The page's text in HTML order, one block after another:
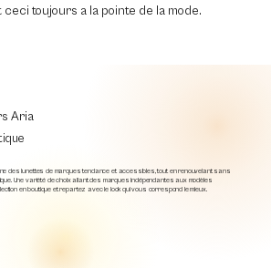
toujours a la pointe de la mode.
Aria
des lunettes de marques tendance et accessibles, tout en renouvelant sans
Une variété de choix allant des marques indépendantes aux modèles
en boutique et repartez avec le look qui vous correspond le mieux.